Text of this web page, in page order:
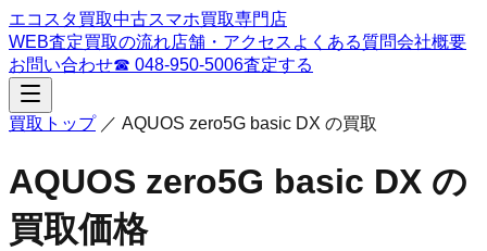
エコスタ買取中古スマホ買取専門店
WEB査定買取の流れ店舗・アクセス よくある質問会社概要
お問い合わせ☎ 048-950-5006査定する
買取トップ／ AQUOS zero5G basic DX の買取
AQUOS zero5G basic DX の
買取価格